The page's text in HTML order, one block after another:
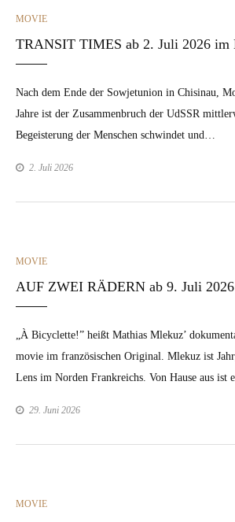
CATEGORIES
MOVIE
TRANSIT TIMES ab 2. Juli 2026 im
Nach dem Ende der Sow­je­tu­nion in Chisin­au,
Jahre ist der Zusam­men­bruch der UdSSR
Begeis­terung der Men­schen schwindet und…
2. Juli 2026
CATEGORIES
MOVIE
AUF ZWEI RÄDERN ab 9. Juli
„À Bicy­clette!” heißt Math­ias Mlekuz’
movie im franzö­sis­chen Orig­i­nal. Mlekuz ist
Lens im Nor­den Frankre­ichs. Von Hause aus ist
29. Juni 2026
CATEGORIES
MOVIE